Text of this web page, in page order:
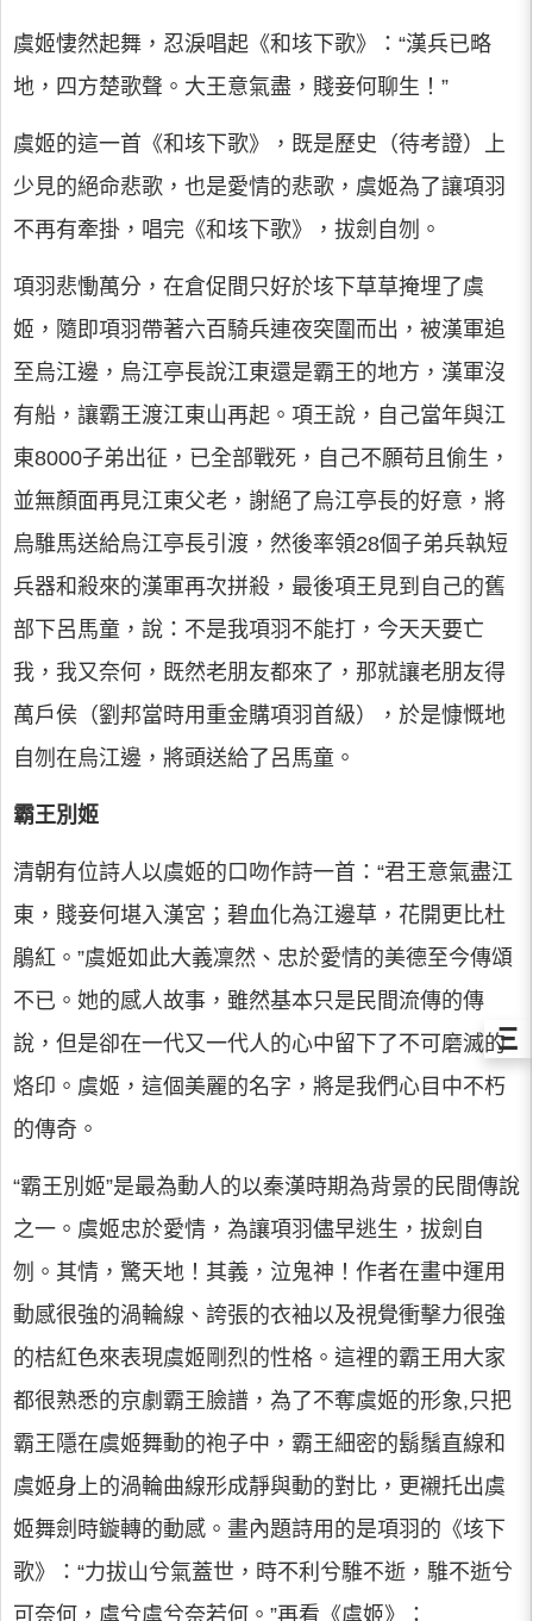
虞姬悽然起舞，忍淚唱起《和垓下歌》：“漢兵已略
地，四方楚歌聲。大王意氣盡，賤妾何聊生！”
虞姬的這一首《和垓下歌》，既是歷史（待考證）上
少見的絕命悲歌，也是愛情的悲歌，虞姬為了讓項羽
不再有牽掛，唱完《和垓下歌》，拔劍自刎。
項羽悲慟萬分，在倉促間只好於垓下草草掩埋了虞
姬，隨即項羽帶著六百騎兵連夜突圍而出，被漢軍追
至烏江邊，烏江亭長說江東還是霸王的地方，漢軍沒
有船，讓霸王渡江東山再起。項王說，自己當年與江
東8000子弟出征，已全部戰死，自己不願苟且偷生，
並無顏面再見江東父老，謝絕了烏江亭長的好意，將
烏騅馬送給烏江亭長引渡，然後率領28個子弟兵執短
兵器和殺來的漢軍再次拼殺，最後項王見到自己的舊
部下呂馬童，說：不是我項羽不能打，今天天要亡
我，我又奈何，既然老朋友都來了，那就讓老朋友得
萬戶侯（劉邦當時用重金購項羽首級），於是慷慨地
自刎在烏江邊，將頭送給了呂馬童。
霸王別姬
清朝有位詩人以虞姬的口吻作詩一首：“君王意氣盡江
東，賤妾何堪入漢宮；碧血化為江邊草，花開更比杜
鵑紅。”虞姬如此大義凜然、忠於愛情的美德至今傳頌
不已。她的感人故事，雖然基本只是民間流傳的傳
說，但是卻在一代又一代人的心中留下了不可磨滅的
烙印。虞姬，這個美麗的名字，將是我們心目中不朽
的傳奇。
“霸王別姬”是最為動人的以秦漢時期為背景的民間傳說
之一。虞姬忠於愛情，為讓項羽儘早逃生，拔劍自
刎。其情，驚天地！其義，泣鬼神！作者在畫中運用
動感很強的渦輪線、誇張的衣袖以及視覺衝擊力很強
的桔紅色來表現虞姬剛烈的性格。這裡的霸王用大家
都很熟悉的京劇霸王臉譜，為了不奪虞姬的形象,只把
霸王隱在虞姬舞動的袍子中，霸王細密的鬍鬚直線和
虞姬身上的渦輪曲線形成靜與動的對比，更襯托出虞
姬舞劍時鏇轉的動感。畫內題詩用的是項羽的《垓下
歌》：“力拔山兮氣蓋世，時不利兮騅不逝，騅不逝兮
可奈何，虞兮虞兮奈若何。”再看《虞姬》：
Ξ